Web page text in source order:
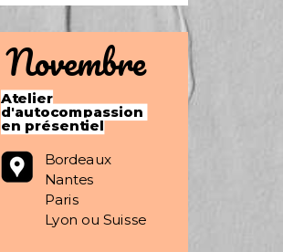
Novembre
Atelier
d'autocompassion
en présentiel
Bordeaux
Nantes
Paris
Lyon ou Suisse